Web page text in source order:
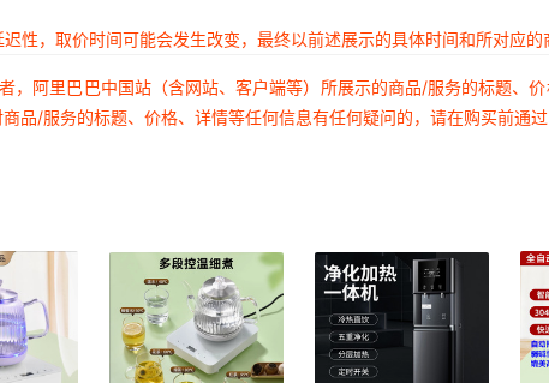
性，取价时间可能会发生改变，最终以前述展示的具体时间和所对应的
，阿里巴巴中国站（含网站、客户端等）所展示的商品/服务的标题、
品/服务的标题、价格、详情等任何信息有任何疑问的，请在购买前通